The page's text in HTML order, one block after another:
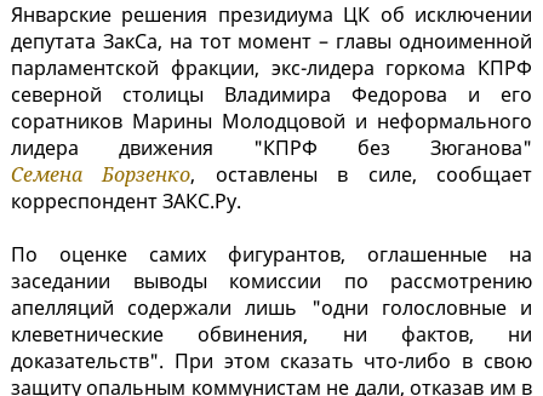
Январские решения президиума ЦК об исключении
депутата ЗакСа, на тот момент – главы одноименной
парламентской фракции, экс-лидера горкома КПРФ
северной столицы Владимира Федорова и его
соратников Марины Молодцовой и неформального
лидера движения "КПРФ без Зюганова"
Семена Борзенко, оставлены в силе, сообщает
корреспондент ЗАКС.Ру.
По оценке самих фигурантов, оглашенные на
заседании выводы комиссии по рассмотрению
апелляций содержали лишь "одни голословные и
клеветнические обвинения, ни фактов, ни
доказательств". При этом сказать что-либо в свою
защиту опальным коммунистам не дали, отказав им в